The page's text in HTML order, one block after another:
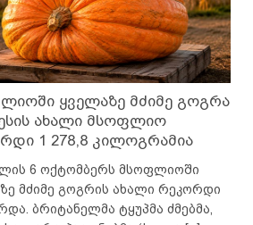
ყველაზე მძიმე გოგრა
ახალი მსოფლიო
1 278,8 კილოგრამია
6 ოქტომბერს მსოფლიოში
მძიმე გოგრის ახალი რეკორდი
ბრიტანელმა ტყუპმა ძმებმა,